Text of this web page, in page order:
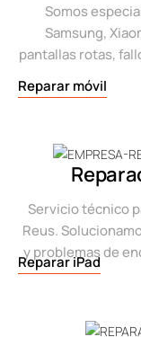
Somos
Samsung,
pantallas rotas,
Reparar móvil
Servicio técnico
Reus.
y problemas de
Reparar iPad